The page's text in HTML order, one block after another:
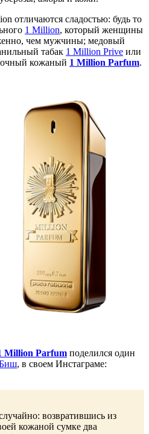
отличаются сладостью: будь то
1 Million, который женщины
чем мужчины; медовый
табак 1 Million Prive или
кожаный 1 Million Parfum.
Million Parfum поделился один
, в своем Инстаграме:
возвратившись из
кожаной сумке два